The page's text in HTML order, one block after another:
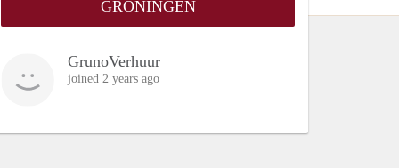
GRONINGEN
GrunoVerhuur
joined 2 years ago